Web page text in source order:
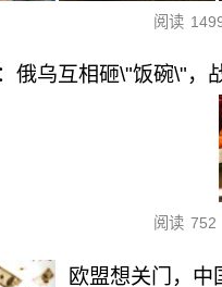
阅读
俄乌互相砸\"饭碗\"，
阅读 752
欧盟想关门，中